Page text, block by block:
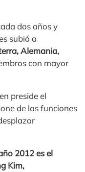
dos años y
subió a
Alemania,
con mayor
preside el
de las funciones
2012 es el
Kim,